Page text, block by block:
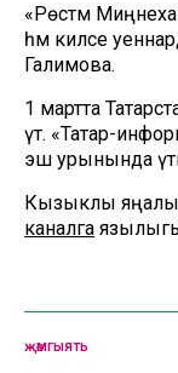
«Рөстәм
һәм киләсе
Галимова.
1 мартта
үтә. «Татар-
эш урынында
Кызыклы
каналга
җәмгыять